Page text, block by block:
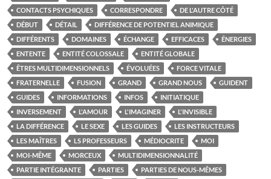
CONTACTS PSYCHIQUES
CORRESPONDRE
DE L'AUTRE CÔTÉ
DÉBUT
DÉTAIL
DIFFÉRENCE DE POTENTIEL ANIMIQUE
DIFFÉRENTS
DOMAINES ÉCHANGE EFFICACES
ÉNERGIES
ENTENTE
ENTITÉ COLOSSALE
ENTITÉ GLOBALE
ÊTRES MULTIDIMENSIONNELS
ÉVOLUÉES
FORCE VITALE
FRATERNELLE
FUSION GRAND GRAND NOUS
GUIDENT
GUIDES
INFORMATIONS INFOS
INITIATIQUE
INVERSEMENT
L'AMOUR L'IMAGINER
L'INVISIBLE
LA DIFFÉRENCE
LE SEXE LES GUIDES
LES INSTRUCTEURS
LES MAÎTRES
LS PROFESSEURS MÉDIOCRITE
MOI
MOI-MÊME
MORCEUX
MULTIDIMENSIONNALITÉ
PARTIE INTÉGRANTE
PARTIES
PARTIES DE NOUS-MÊMES